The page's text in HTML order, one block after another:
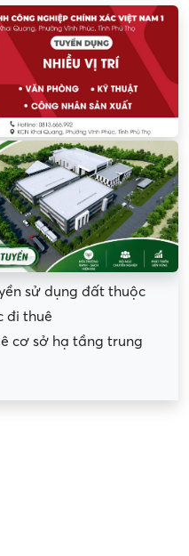
sử dụng đất thuộc
đi thuê
cơ sở hạ tầng trung